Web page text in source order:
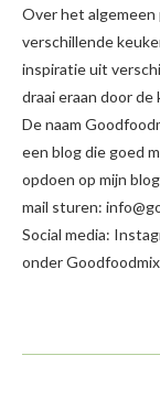
Over het
verschillende
inspiratie uit
draai eraan door
De naam
een blog die goed
opdoen op mijn
mail sturen:
Social media:
onder